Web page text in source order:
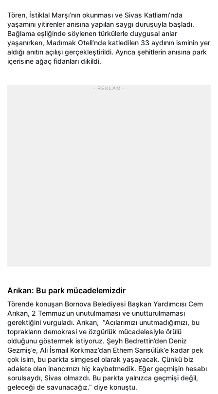
Tören, İstiklal Marşı’nın okunması ve Sivas Katliamı’nda
yaşamını yitirenler anısına yapılan saygı duruşuyla başladı.
Bağlama eşliğinde söylenen türkülerle duygusal anlar
yaşanırken, Madımak Oteli’nde katledilen 33 aydının isminin yer
aldığı anıtın açılışı gerçekleştirildi. Ayrıca şehitlerin anısına park
içerisine ağaç fidanları dikildi.
- REKLAM -
Arıkan: Bu park mücadelemizdir
Törende konuşan Bornova Belediyesi Başkan Yardımcısı Cem
Arıkan, 2 Temmuz’un unutulmaması ve unutturulmaması
gerektiğini vurguladı. Arıkan, “Acılarımızı unutmadığımızı, bu
toprakların demokrasi ve özgürlük mücadelesiyle örülü
olduğunu göstermek istiyoruz. Şeyh Bedrettin’den Deniz
Gezmiş’e, Ali İsmail Korkmaz’dan Ethem Sarısülük’e kadar pek
çok isim, bu parkta simgesel olarak yaşayacak. Çünkü biz
adalete olan inancımızı hiç kaybetmedik. Eğer geçmişin hesabı
sorulsaydı, Sivas olmazdı. Bu parkta yalnızca geçmişi değil,
geleceği de savunacağız.” diye konuştu.